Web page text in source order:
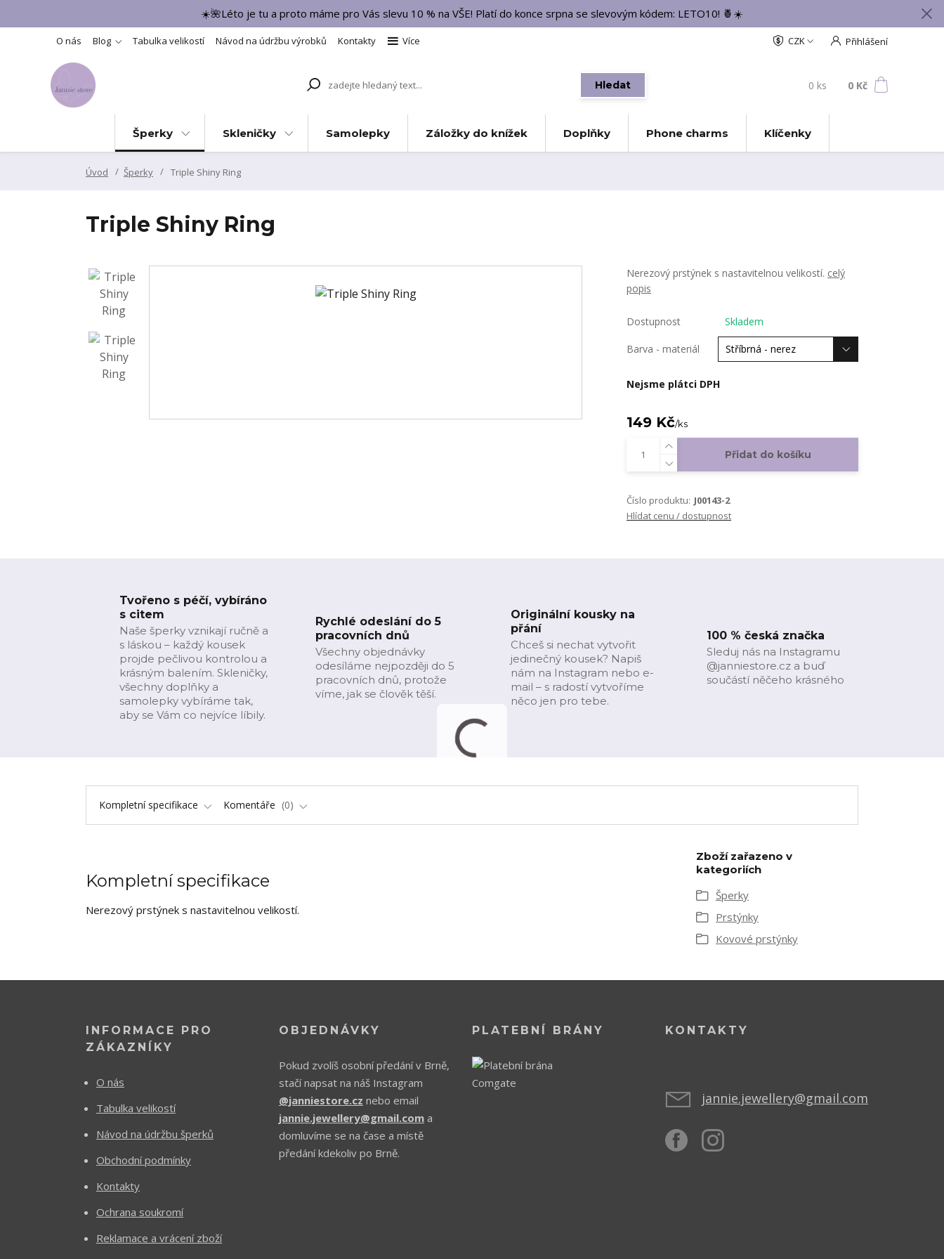
☀️🌺Léto je tu a proto máme pro Vás slevu 10 % na VŠE! Platí do konce srpna se slevovým kódem: LETO10! 🍍☀️
O nás Blog Tabulka velikostí Návod na údržbu výrobků Kontakty Více CZK Přihlášení
Hledat 0 ks 0 Kč
Šperky Skleničky Samolepky Záložky do knížek Doplňky Phone charms Klíčenky
Úvod Šperky Triple Shiny Ring
Triple Shiny Ring
Nerezový prstýnek s nastavitelnou velikostí. celý
popis
Dostupnost Skladem
Barva - materiál
Nejsme plátci DPH
149 Kč/ks
Přidat do košíku
Číslo produktu: J00143-2
Hlídat cenu / dostupnost
Tvořeno s péčí, vybíráno
s citem
Naše šperky vznikají ručně a
s láskou – každý kousek
projde pečlivou kontrolou a
krásným balením. Skleničky,
všechny doplňky a
samolepky vybíráme tak,
aby se Vám co nejvíce líbily.
Rychlé odeslání do 5
pracovních dnů
Všechny objednávky
odesíláme nejpozději do 5
pracovních dnů, protože
víme, jak se člověk těší.
Originální kousky na
přání
Chceš si nechat vytvořit
jedinečný kousek? Napiš
nám na Instagram nebo e-
mail – s radostí vytvoříme
něco jen pro tebe.
100 % česká značka
Sleduj nás na Instagramu
@janniestore.cz a buď
součástí něčeho krásného
Kompletní specifikace Komentáře 0
Kompletní specifikace
Nerezový prstýnek s nastavitelnou velikostí.
Zboží zařazeno v
kategoriích
Šperky
Prstýnky
Kovové prstýnky
INFORMACE PRO
ZÁKAZNÍKY
O nás
Tabulka velikostí
Návod na údržbu šperků
Obchodní podmínky
Kontakty
Ochrana soukromí
Reklamace a vrácení zboží
OBJEDNÁVKY
Pokud zvolíš osobní předání v Brně,
stačí napsat na náš Instagram
@janniestore.cz nebo email
jannie.jewellery@gmail.com a
domluvíme se na čase a místě
předání kdekoliv po Brně.
PLATEBNÍ BRÁNY KONTAKTY
jannie.jewellery@gmail.com